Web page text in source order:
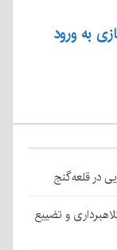
به ورود
و تضییع